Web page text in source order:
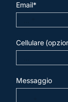
Email*
Cellulare
Messaggio